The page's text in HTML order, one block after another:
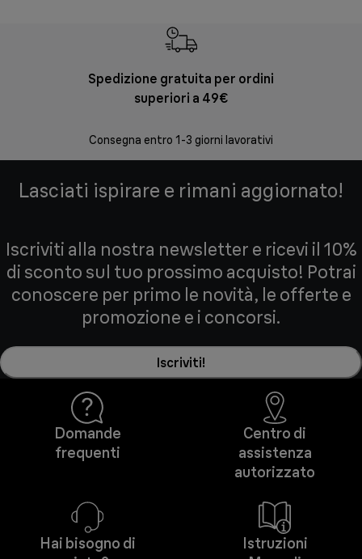
Spedizione gratuita per ordini
superiori a 49€
Consegna entro 1-3 giorni lavorativi
Lasciati ispirare e rimani aggiornato!
Iscriviti alla nostra newsletter e ricevi il 10%
di sconto sul tuo prossimo acquisto! Potrai
conoscere per primo le novità, le offerte e
promozione e i concorsi.
Iscriviti!
Domande
frequenti
Centro di
assistenza
autorizzato
Hai bisogno di
Istruzioni